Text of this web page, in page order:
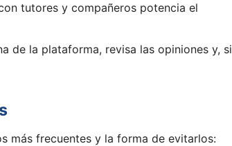
tutores y compañeros potencia el
de la plataforma, revisa las opiniones y, si
más frecuentes y la forma de evitarlos: